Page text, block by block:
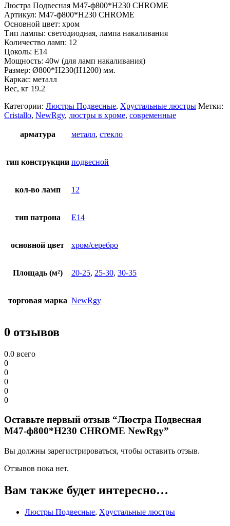
Люстра Подвесная M47-ф800*H230 CHROME
Артикул: M47-ф800*H230 CHROME
Основной цвет: хром
Тип лампы: светодиодная, лампа накаливания
Количество ламп: 12
Цоколь: E14
Мощность: 40w (для ламп накаливания)
Размер: Ø800*H230(H1200) мм.
Каркас: металл
Вес, кг 19.2
Категории: Люстры Подвесные, Хрустальные люстры Метки:
Cristallo, NewRgy, люстры в хроме, современные
арматура металл, стекло
тип конструкции подвесной
кол-во ламп 12
тип патрона E14
основной цвет хром/серебро
Площадь (м²) 20-25, 25-30, 30-35
торговая марка NewRgy
0 отзывов
0.0 всего
0
0
0
0
0
Оставьте первый отзыв “Люстра Подвесная
M47-ф800*H230 CHROME NewRgy”
Вы должны зарегистрироваться, чтобы оставить отзыв.
Отзывов пока нет.
Вам также будет интересно…
Люстры Подвесные, Хрустальные люстры